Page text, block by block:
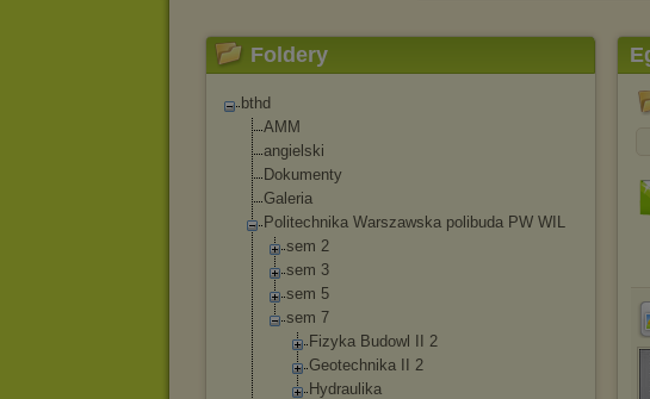
Foldery
bthd
AMM
angielski
Dokumenty
Galeria
Politechnika Warszawska polibuda PW WIL
sem 2
sem 3
sem 5
sem 7
Fizyka Budowl II 2
Geotechnika II 2
Hydraulika